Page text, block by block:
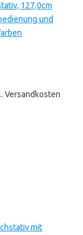
127,0cm
und
Versandkosten
mit